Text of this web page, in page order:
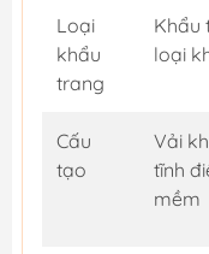
Loại
khẩu
trang
Khẩu
loại
Cấu
tạo
Vải
tĩnh
mềm